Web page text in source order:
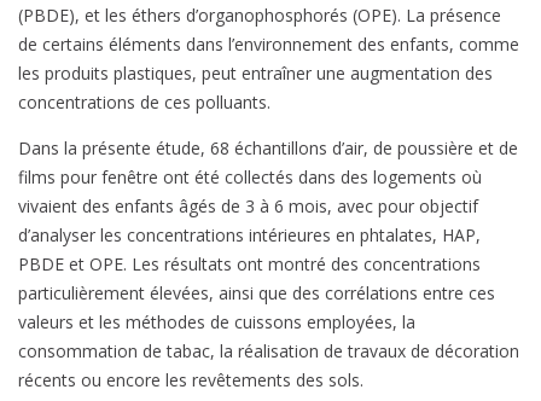
(PBDE), et les éthers d’organophosphorés (OPE). La présence
de certains éléments dans l’environnement des enfants, comme
les produits plastiques, peut entraîner une augmentation des
concentrations de ces polluants.
Dans la présente étude, 68 échantillons d’air, de poussière et de
films pour fenêtre ont été collectés dans des logements où
vivaient des enfants âgés de 3 à 6 mois, avec pour objectif
d’analyser les concentrations intérieures en phtalates, HAP,
PBDE et OPE. Les résultats ont montré des concentrations
particulièrement élevées, ainsi que des corrélations entre ces
valeurs et les méthodes de cuissons employées, la
consommation de tabac, la réalisation de travaux de décoration
récents ou encore les revêtements des sols.